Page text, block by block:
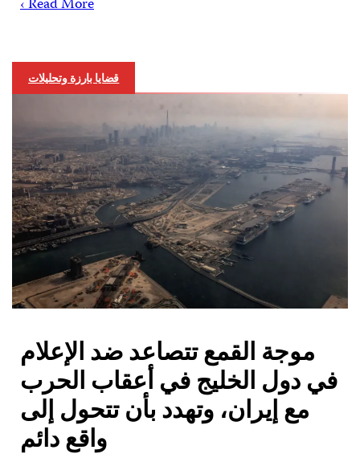
قضايا بارزة وتحليلات
موجة القمع تتصاعد ضد الإعلام
في دول الخليج في أعقاب الحرب
مع إيران، وتهدد بأن تتحول إلى
واقع دائم